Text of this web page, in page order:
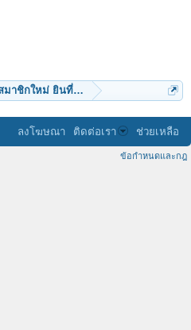
าชิกใหม่ ยินที่รู้จักนะคร้าบ
ลงโฆษณา ติดต่อเรา ช่วยเหลือ
ข้อกำหนดและกฎ